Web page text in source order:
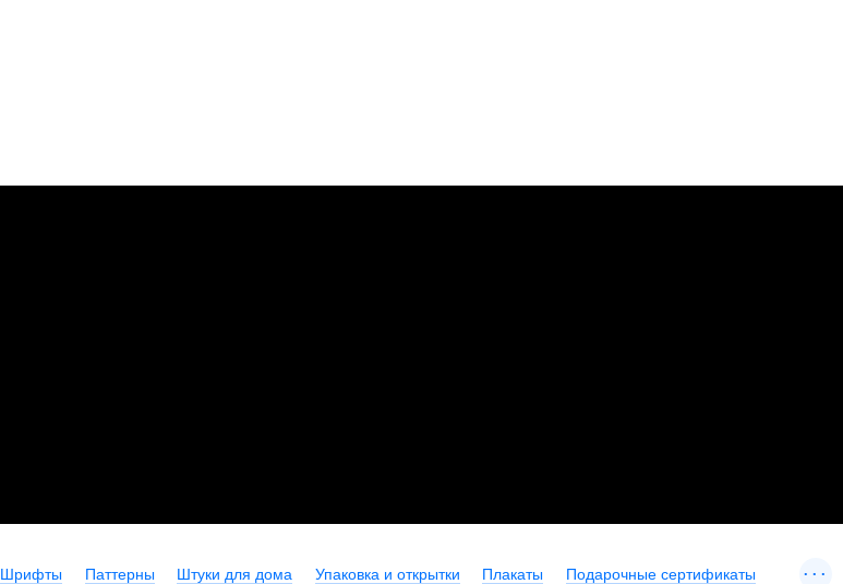
Шрифты Паттерны Штуки для дома Упаковка и открытки Плакаты Подарочные сертификаты ...